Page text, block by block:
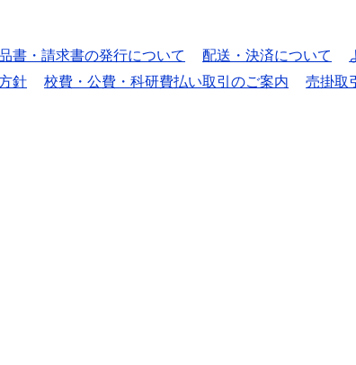
書・請求書の発行について 配送・決済について
針 校費・公費・科研費払い取引のご案内 売掛取